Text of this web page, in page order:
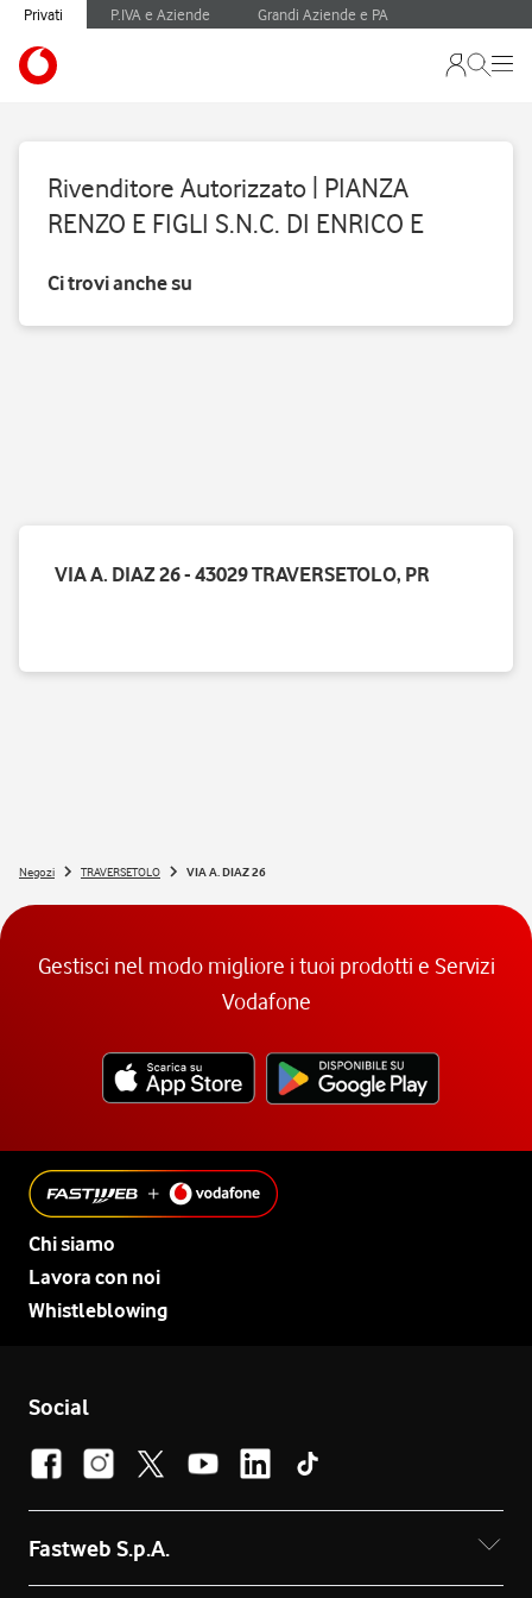
Privati P.IVA e Aziende Grandi Aziende e PA
Rivenditore Autorizzato | PIANZA
RENZO E FIGLI S.N.C. DI ENRICO E
Ci trovi anche su
VIA A. DIAZ 26 - 43029 TRAVERSETOLO, PR
Negozi TRAVERSETOLO VIA A. DIAZ 26
Gestisci nel modo migliore i tuoi prodotti e Servizi
Vodafone
Chi siamo
Lavora con noi
Whistleblowing
Social
Fastweb S.p.A.